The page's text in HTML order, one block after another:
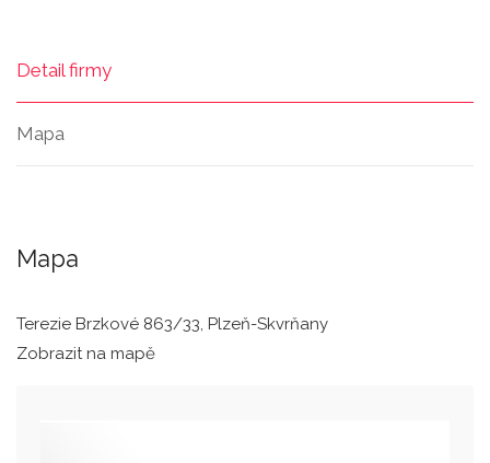
Detail firmy
Mapa
Mapa
Terezie Brzkové 863/33, Plzeň-Skvrňany
Zobrazit na mapě